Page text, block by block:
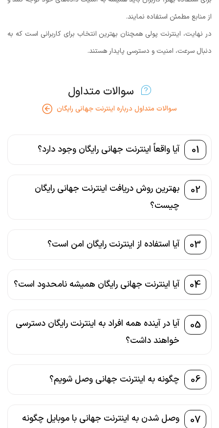
از منابع مطمئن استفاده نمایند.
در نهایت، اینترنت پولی همچنان بهترین انتخاب برای کاربرانی است که به
دنبال سرعت، امنیت و دسترسی پایدار هستند.
سوالات متداول
سوالات متداول درباره اینترنت جهانی رایگان
01 آیا واقعاً اینترنت جهانی رایگان وجود دارد؟
02
بهترین روش دریافت اینترنت جهانی رایگان
چیست؟
03 آیا استفاده از اینترنت رایگان امن است؟
04 آیا اینترنت جهانی رایگان همیشه نامحدود است؟
05
آیا در آینده همه افراد به اینترنت رایگان دسترسی
خواهند داشت؟
06 چگونه به اینترنت جهانی وصل شویم؟
07
وصل شدن به اینترنت جهانی با موبایل چگونه